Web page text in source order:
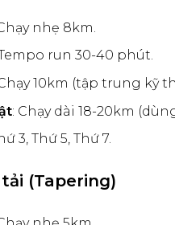
nhẹ 8km.
run 30-40 phút.
10km (tập trung kỹ
: Chạy dài 18-20km
3, Thứ 5, Thứ 7.
tải (Tapering)